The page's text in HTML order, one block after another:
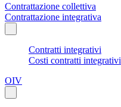
Contrattazione collettiva
Contrattazione integrativa
Contratti integrativi
Costi contratti integrativi
OIV